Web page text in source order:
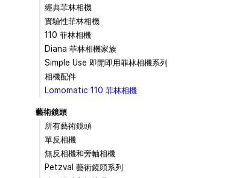
經典菲林相機
實驗性菲林相機
110 菲林相機
Diana 菲林相機家族
Simple Use 即開即用菲林相機系列
相機配件
Lomomatic 110 菲林相機
藝術鏡頭
所有藝術鏡頭
單反相機
無反相機和旁軸相機
Petzval 藝術鏡頭系列